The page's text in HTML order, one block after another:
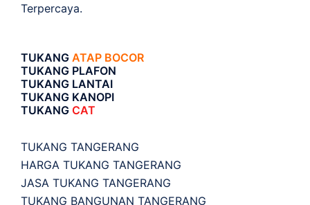
Terpercaya.
TUKANG ATAP BOCOR
TUKANG PLAFON
TUKANG LANTAI
TUKANG KANOPI
TUKANG CAT
TUKANG TANGERANG
HARGA TUKANG TANGERANG
JASA TUKANG TANGERANG
TUKANG BANGUNAN TANGERANG